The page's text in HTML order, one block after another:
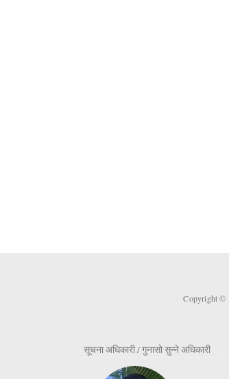
Copyright ©
सूचना अधिकारी / गुनासो सुन्ने अधिकारी